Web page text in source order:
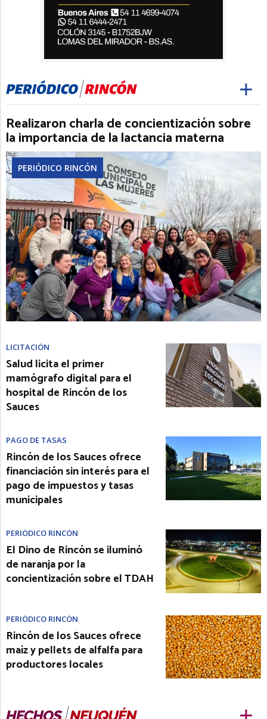
Realizaron charla de concientización sobre
la importancia de la lactancia materna
PERIÓDICO RINCÓN
LICITACIÓN
Salud licita el primer
mamógrafo digital para el
hospital de Rincón de los
Sauces
PAGO DE TASAS
Rincón de los Sauces ofrece
financiación sin interés para el
pago de impuestos y tasas
municipales
PERIÓDICO RINCÓN
El Dino de Rincón se iluminó
de naranja por la
concientización sobre el TDAH
PERIÓDICO RINCÓN
Rincón de los Sauces ofrece
maíz y pellets de alfalfa para
productores locales